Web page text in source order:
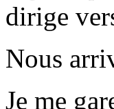
dirige
Nous
Je me